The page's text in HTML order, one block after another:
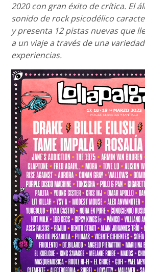
2020 con gran éxito de crítica. El
sonido de rock psicodélico
y presenta 12 pistas nuevas que
a un viaje a través de una
experiencias.